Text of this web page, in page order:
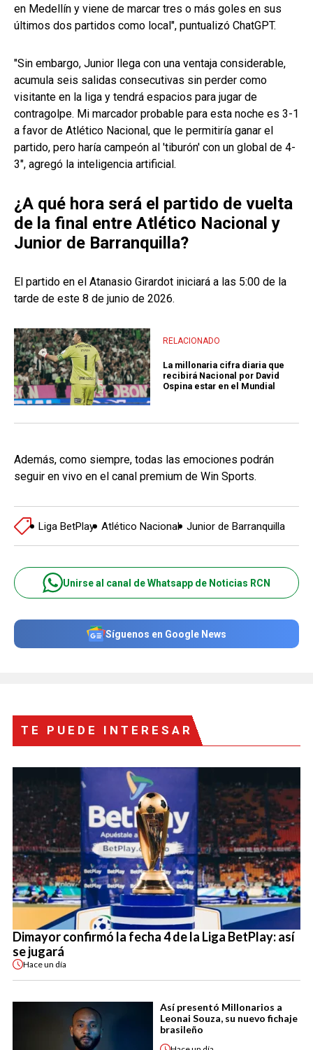
en Medellín y viene de marcar tres o más goles en sus
últimos dos partidos como local", puntualizó ChatGPT.
"Sin embargo, Junior llega con una ventaja considerable,
acumula seis salidas consecutivas sin perder como
visitante en la liga y tendrá espacios para jugar de
contragolpe. Mi marcador probable para esta noche es 3-1
a favor de Atlético Nacional, que le permitiría ganar el
partido, pero haría campeón al 'tiburón' con un global de 4-
3", agregó la inteligencia artificial.
¿A qué hora será el partido de vuelta
de la final entre Atlético Nacional y
Junior de Barranquilla?
El partido en el Atanasio Girardot iniciará a las 5:00 de la
tarde de este 8 de junio de 2026.
RELACIONADO
La millonaria cifra diaria que
recibirá Nacional por David
Ospina estar en el Mundial
Además, como siempre, todas las emociones podrán
seguir en vivo en el canal premium de Win Sports.
Liga BetPlay Atlético Nacional Junior de Barranquilla
Unirse al canal de Whatsapp de Noticias RCN
Síguenos en Google News
TE PUEDE INTERESAR
Dimayor confirmó la fecha 4 de la Liga BetPlay: así
se jugará
Haceun día
Así presentó Millonarios a
Leonai Souza, su nuevo fichaje
brasileño